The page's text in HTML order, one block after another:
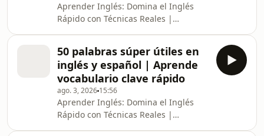
Aprender Inglés: Domina el Inglés
Rápido con Técnicas Reales |
Avanzados La revolución para
aprender inglés ha comenzado, y este
no es solo otro podcast de clases de
inglés. Es una experiencia diseñada
para transformar tu mente en un
traductor español inglés natural,
donde cada episodio acelera tu
50 palabras súper útiles en
inglés y español | Aprende
vocabulario clave rápido
ago. 3, 2026 15:56
Aprender Inglés: Domina el Inglés
Rápido con Técnicas Reales |